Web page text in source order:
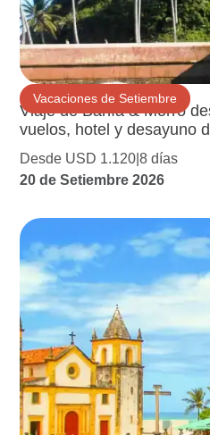
Vacaciones de Setiembre
Viaje de Bahía & Morro
vuelos, hotel y desayuno
Desde USD 1.120 8 días
20 de Setiembre 2026